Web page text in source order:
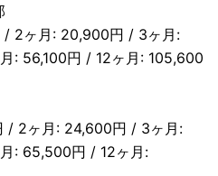
/ 2ヶ月: 20,900円 / 3ヶ月:
: 56,100円 / 12ヶ月: 105,600
/ 2ヶ月: 24,600円 / 3ヶ月:
: 65,500円 / 12ヶ月: